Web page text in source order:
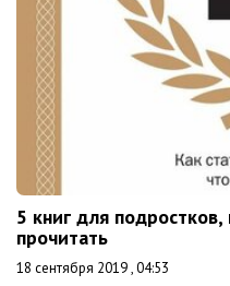
5 книг для
прочитать
18 сентября 2019 , 04:53